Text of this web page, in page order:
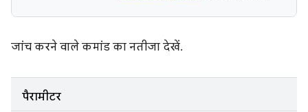
जांच करने वाले कमांड का नतीजा देखें.
पैरामीटर